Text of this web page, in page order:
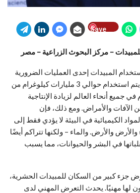
Save
– مركز البحوث الزراعية – مصر
المبيدات إحدى العمليات الضرورية
لزيادة إنتاجية المحاصيل. يتم استخدام حوالي 3 مليارات كيلوغرام من
جميع أنحاء العالم لزيادة الإنتاجية
الآفات والأمراض. ومع ذلك، فإن
الكيميائية في البيئة لا يؤدي فقط إلى
والأرض والأرض. والماء – ولكنها تتراكم أيضًا
في البشر والحيوانات، مما يسبب
جزء كبير من السكان للمبيدات الحشرية،
لها مهنيًا. يحدث التعرض المهني لدى